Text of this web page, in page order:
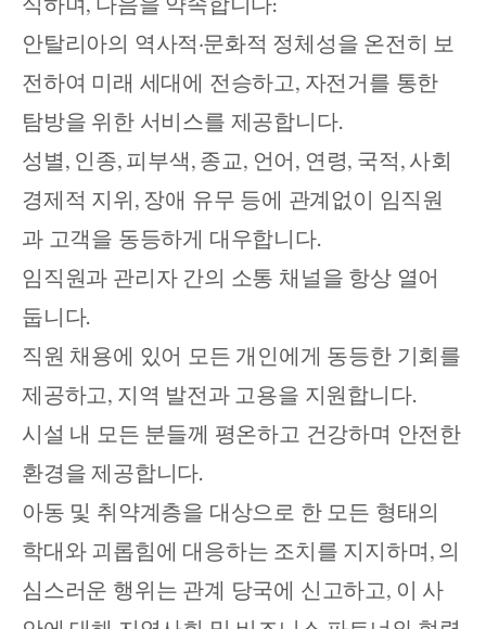
안탈리아의 역사적·문화적 정체성을 온전히 보
전하여 미래 세대에 전승하고, 자전거를 통한
탐방을 위한 서비스를 제공합니다.
성별, 인종, 피부색, 종교, 언어, 연령, 국적, 사회
경제적 지위, 장애 유무 등에 관계없이 임직원
과 고객을 동등하게 대우합니다.
임직원과 관리자 간의 소통 채널을 항상 열어
둡니다.
직원 채용에 있어 모든 개인에게 동등한 기회를
제공하고, 지역 발전과 고용을 지원합니다.
시설 내 모든 분들께 평온하고 건강하며 안전한
환경을 제공합니다.
아동 및 취약계층을 대상으로 한 모든 형태의
학대와 괴롭힘에 대응하는 조치를 지지하며, 의
심스러운 행위는 관계 당국에 신고하고, 이 사